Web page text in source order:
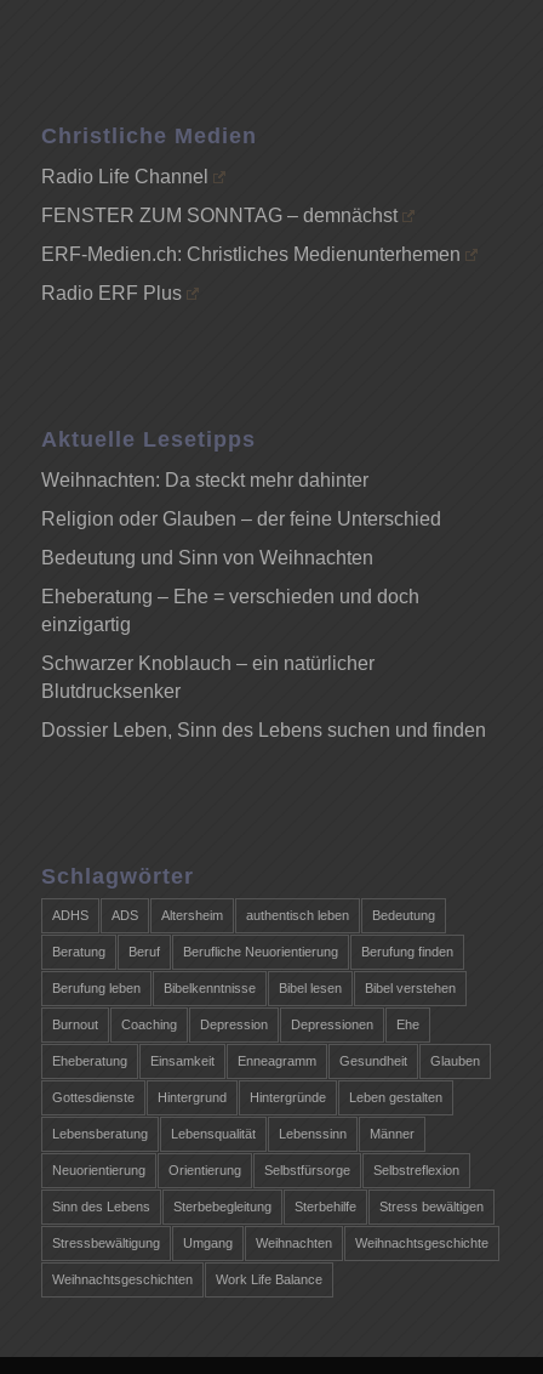
Christliche Medien
Radio Life Channel
FENSTER ZUM SONNTAG – demnächst
ERF-Medien.ch: Christliches Medienunterhemen
Radio ERF Plus
Aktuelle Lesetipps
Weihnachten: Da steckt mehr dahinter
Religion oder Glauben – der feine Unterschied
Bedeutung und Sinn von Weihnachten
Eheberatung – Ehe = verschieden und doch
einzigartig
Schwarzer Knoblauch – ein natürlicher
Blutdrucksenker
Dossier Leben, Sinn des Lebens suchen und finden
Schlagwörter
ADHS ADS Altersheim authentisch leben Bedeutung
Beratung Beruf Berufliche Neuorientierung Berufung finden
Berufung leben Bibelkenntnisse Bibel lesen Bibel verstehen
Burnout Coaching Depression Depressionen Ehe
Eheberatung Einsamkeit Enneagramm Gesundheit Glauben
Gottesdienste Hintergrund Hintergründe Leben gestalten
Lebensberatung Lebensqualität Lebenssinn Männer
Neuorientierung Orientierung Selbstfürsorge Selbstreflexion
Sinn des Lebens Sterbebegleitung Sterbehilfe Stress bewältigen
Stressbewältigung Umgang Weihnachten Weihnachtsgeschichte
Weihnachtsgeschichten Work Life Balance